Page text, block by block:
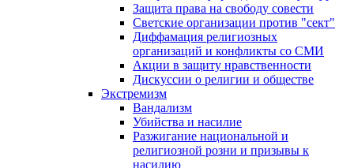
Защита права на свободу совести
Светские организации против "сект"
Диффамация религиозных
организаций и конфликты со СМИ
Акции в защиту нравственности
Дискуссии о религии и обществе
Экстремизм
Вандализм
Убийства и насилие
Разжигание национальной и
религиозной розни и призывы к
насилию